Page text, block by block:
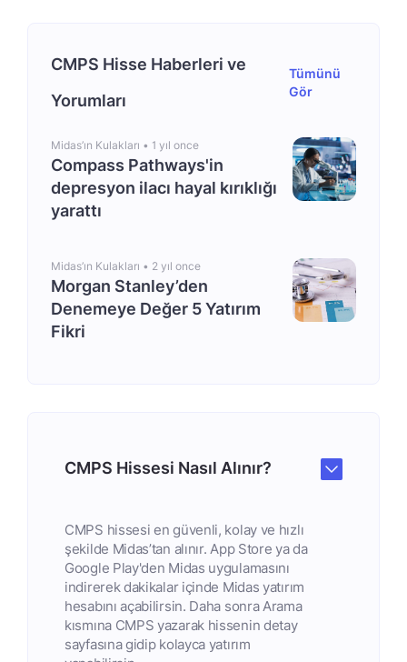
CMPS Hisse Haberleri ve
Yorumları
Tümünü
Gör
Midas’ın Kulakları • 1 yıl once
Compass Pathways'in
depresyon ilacı hayal kırıklığı
yarattı
Midas’ın Kulakları • 2 yıl once
Morgan Stanley’den
Denemeye Değer 5 Yatırım
Fikri
CMPS Hissesi Nasıl Alınır?
CMPS hissesi en güvenli, kolay ve hızlı
şekilde Midas’tan alınır. App Store ya da
Google Play'den Midas uygulamasını
indirerek dakikalar içinde Midas yatırım
hesabını açabilirsin. Daha sonra Arama
kısmına CMPS yazarak hissenin detay
sayfasına gidip kolayca yatırım